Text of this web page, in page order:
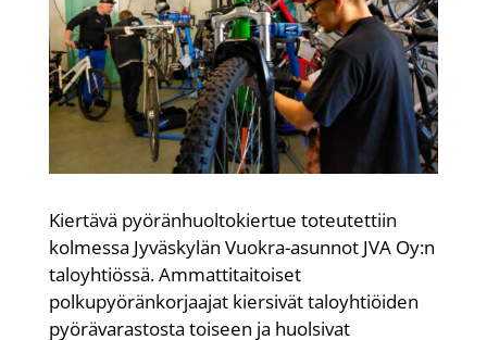
Kiertävä pyöränhuoltokiertue toteutettiin
kolmessa Jyväskylän Vuokra-asunnot JVA Oy:n
taloyhtiössä. Ammattitaitoiset
polkupyöränkorjaajat kiersivät taloyhtiöiden
pyörävarastosta toiseen ja huolsivat